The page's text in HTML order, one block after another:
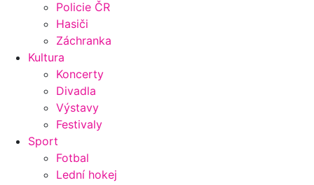
Policie ČR
Hasiči
Záchranka
Kultura
Koncerty
Divadla
Výstavy
Festivaly
Sport
Fotbal
Lední hokej